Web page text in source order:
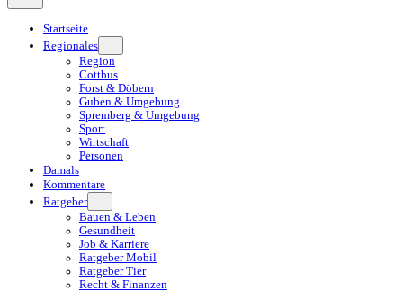
Startseite
Regionales
Region
Cottbus
Forst & Döbern
Guben & Umgebung
Spremberg & Umgebung
Sport
Wirtschaft
Personen
Damals
Kommentare
Ratgeber
Bauen & Leben
Gesundheit
Job & Karriere
Ratgeber Mobil
Ratgeber Tier
Recht & Finanzen